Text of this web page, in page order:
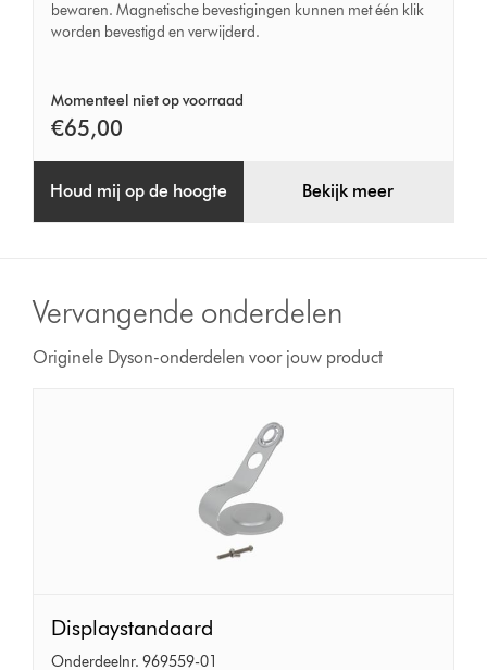
bewaren. Magnetische bevestigingen kunnen met één klik
worden bevestigd en verwijderd.
Momenteel niet op voorraad
€65,00
Houd mij op de hoogte Bekijk meer
Vervangende onderdelen
Originele Dyson-onderdelen voor jouw product
Displaystandaard
Onderdeelnr. 969559-01